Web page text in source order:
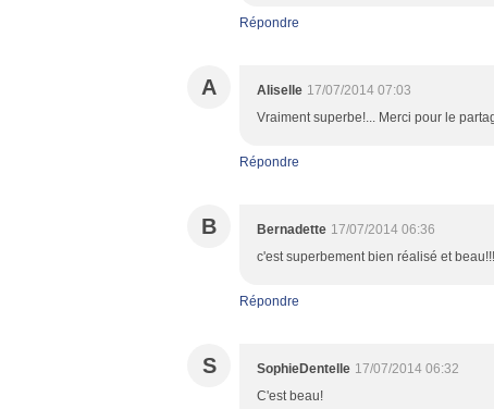
Répondre
A Aliselle 17/07/2014 07:03
Vraiment superbe!... Merci pour le
Répondre
B Bernadette 17/07/2014 06:36
c'est superbement bien réalisé et
Répondre
S SophieDentelle 17/07/2014 06:32
C'est beau!